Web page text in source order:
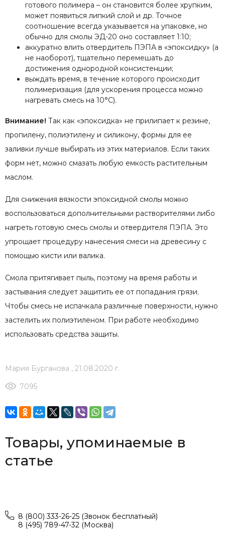
готового полимера – он становится более хрупким,
может появиться липкий слой и др. Точное
соотношение всегда указывается на упаковке, но
обычно для смолы ЭД-20 оно составляет 1:10;
аккуратно влить отвердитель ПЭПА в «эпоксидку» (а
не наоборот), тщательно перемешать до
достижения однородной консистенции;
выждать время, в течение которого происходит
полимеризация (для ускорения процесса можно
нагревать смесь на 10°С).
Внимание! Так как «эпоксидка» не прилипает к резине,
пропилену, полиэтилену и силикону, формы для ее
заливки лучше выбирать из этих материалов. Если таких
форм нет, можно смазать любую емкость растительным
маслом.
Для снижения вязкости эпоксидной смолы можно
воспользоваться дополнительными растворителями либо
нагреть готовую смесь смолы и отвердителя ПЭПА. Это
упрощает процедуру нанесения смеси на древесину с
помощью кисти или валика.
Смола притягивает пыль, поэтому на время работы и
застывания следует защитить ее от попадания грязи.
Чтобы смесь не испачкала различные поверхности, нужно
застелить их полиэтиленом. При работе необходимо
использовать средства защиты.
Мария Бурганова , 21.08.2020 г.
7095
Товары, упоминаемые в
статье
8 (800) 333-26-25 (Звонок бесплатный)
8 (495) 789-47-32 (Москва)